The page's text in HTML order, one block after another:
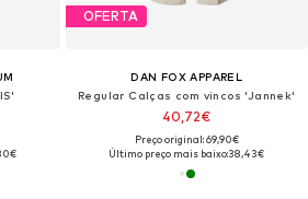
OFERTA
DAN FOX APPAREL
Regular Calças com vincos 'Jannek'
40,72€
Preço original: 69,90€
Último preço mais baixo:38,43€